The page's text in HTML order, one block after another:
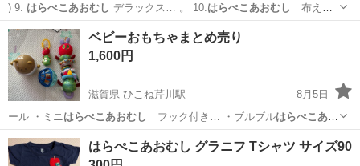
) 9. はらぺこあおむし デラックス… 。 10. はらぺこあおむし 布えほ
ん …
京都 八幡市 橋本駅 おもちゃ バラ
ベビーおもちゃまとめ売り
1,600円
滋賀県 ひこね芹川駅
8月5日
ール ・ミニ はらぺこあおむし フック付き… ・ブルブルはらぺこあお
むし（⚠️こち…
滋賀 彦根市 ひこね芹川駅 ベビー用品
はらぺこあおむし グラニフ Tシャツ サイズ90